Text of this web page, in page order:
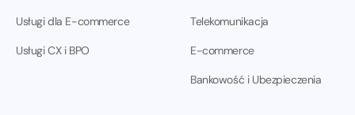
Usługi dla E-commerce
Usługi CX i BPO
Telekomunikacja
E-commerce
Bankowość i Ubezpieczenia